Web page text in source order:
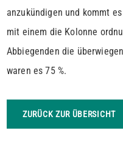
anzukündigen und kommt
mit einem die Kolonne
Abbiegenden die
waren es 75 %.
ZURÜCK ZUR ÜBERSICHT